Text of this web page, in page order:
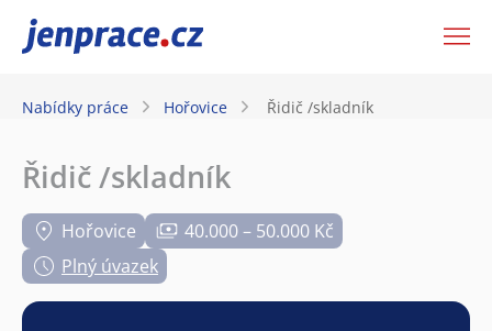
JenPráce.cz
Nabídky práce Hořovice Řidič /skladník
Řidič /skladník
Hořovice
40.000 – 50.000 Kč
Plný úvazek